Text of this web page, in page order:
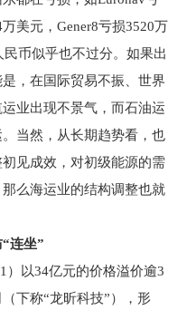
美元，Gener8亏损3520万
币似乎也不过分。如果出
，在国际贸易不振、世界
业出现不景气，而石油运
当然，从长期趋势看，也
见成效，对初级能源的需
么海运业的结构调整也就
连坐”
以34亿元的价格溢价逾3
下称“龙昕科技”），形